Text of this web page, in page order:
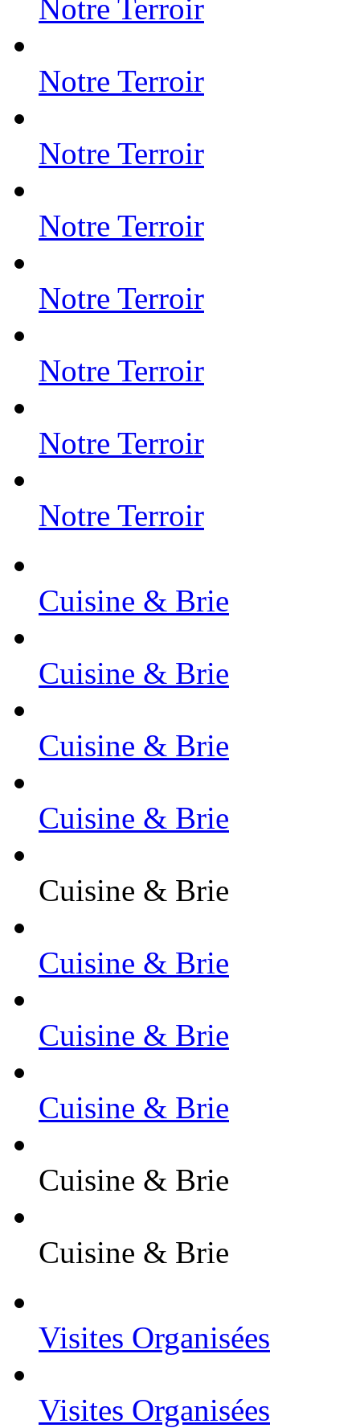
Notre Terroir
Notre Terroir
Notre Terroir
Notre Terroir
Notre Terroir
Notre Terroir
Notre Terroir
Notre Terroir
Cuisine & Brie
Cuisine & Brie
Cuisine & Brie
Cuisine & Brie
Cuisine & Brie
Cuisine & Brie
Cuisine & Brie
Cuisine & Brie
Cuisine & Brie
Cuisine & Brie
Visites Organisées
Visites Organisées